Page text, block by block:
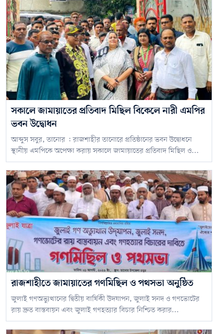
সকালে জামায়াতের প্রতিবাদ মিছিল বিকেলে নারী এমপির
ভবন উদ্বোধন
আব্দুস সবুর, তানোর : রাজশাহীর তানোরে প্রতিষ্ঠানের ভবন উদ্বোধনে
স্থানীয় এমপিকে অপেক্ষা করায় সকালে জামায়াতের প্রতিবাদ মিছিল ও...
রাজশাহীতে জামায়াতের গণমিছিল ও পথসভা অনুষ্ঠিত
জুলাই গণঅভ্যুত্থানের দ্বিতীয় বার্ষিকী উদযাপন, জুলাই সনদ ও গণভোটের
রায় দ্রুত বাস্তবায়ন এবং জুলাই গণহত্যার বিচার নিশ্চিত করার...